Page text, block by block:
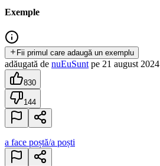
Exemple
Fii primul care adaugă un exemplu
adăugată de nuEuSunt pe 21 august 2024
830
144
a face poștă/a poști